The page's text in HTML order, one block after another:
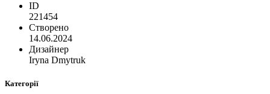
ID
221454
Створено
14.06.2024
Дизайнер
Iryna Dmytruk
Категорії